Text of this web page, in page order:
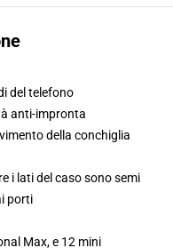
del telefono
anti-impronta
della conchiglia
i lati del caso sono semi
porti
Max, e 12 mini